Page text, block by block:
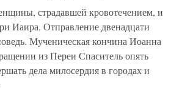
страдавшей кровотечением, и
Иаира. Отправление двенадцати
Мученическая кончина Иоанна
из Переи Спаситель опять
дела милосердия в городах и